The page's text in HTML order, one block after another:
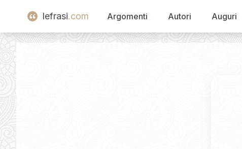
lefrasi.com Argomenti Autori Auguri